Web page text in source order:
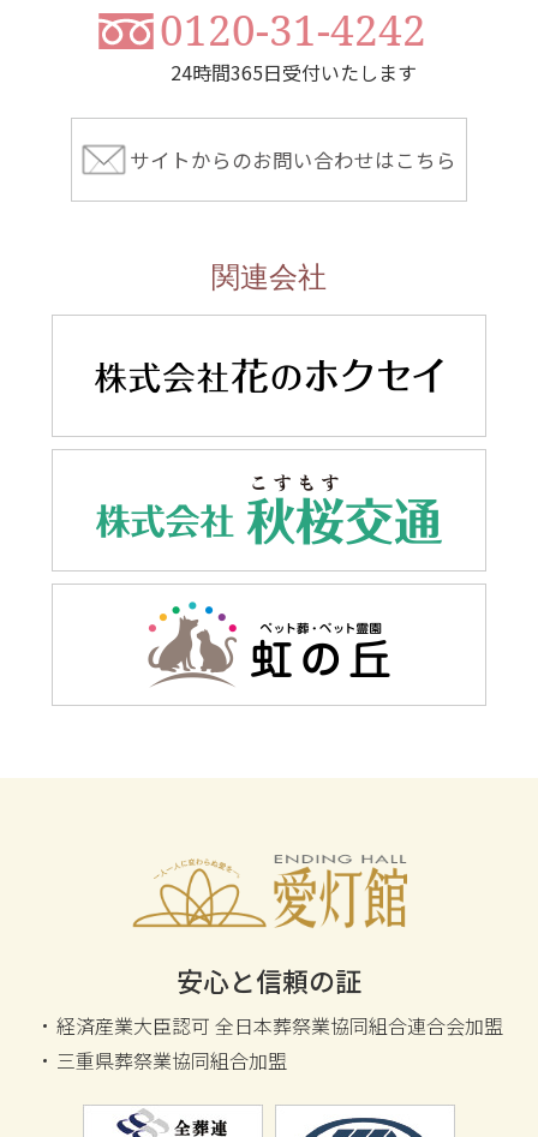
0120-31-4242
24時間365日受付いたします
サイトからのお問い合わせはこちら
関連会社
安心と信頼の証
経済産業大臣認可 全日本葬祭業協同組合連合会加盟
三重県葬祭業協同組合加盟
全日本葬祭業協同組合連合会加盟